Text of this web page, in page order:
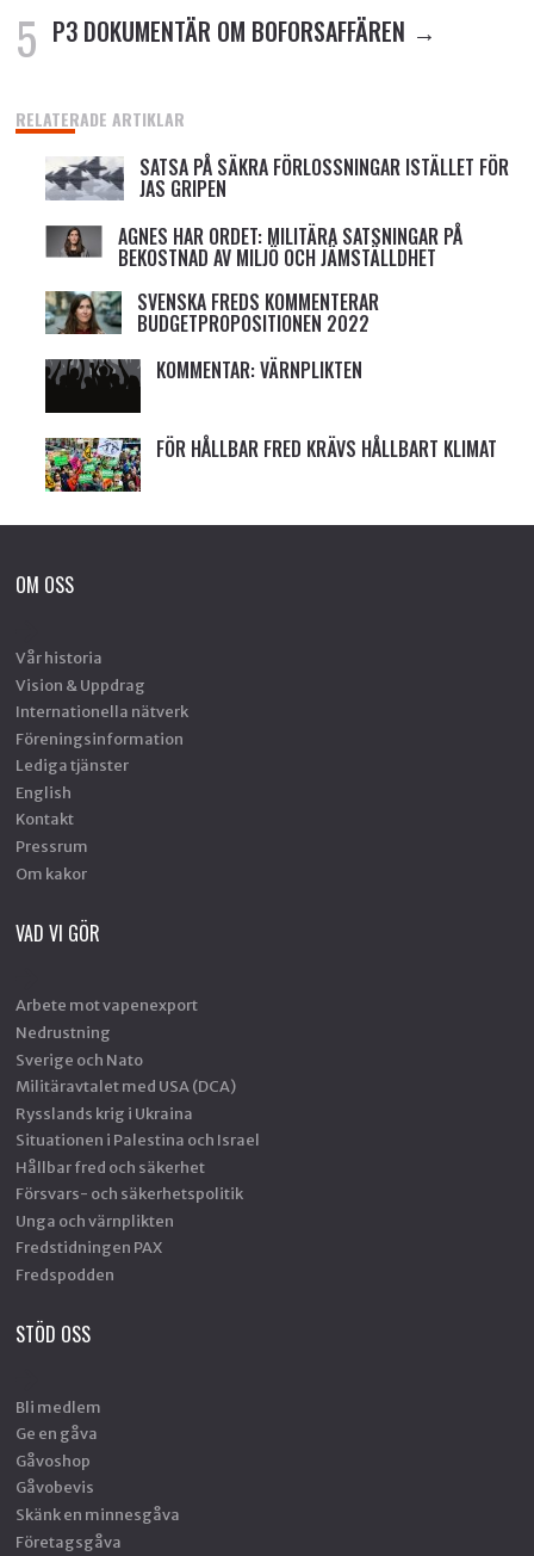
P3 DOKUMENTÄR OM BOFORSAFFÄREN
RELATERADE ARTIKLAR
SATSA PÅ SÄKRA FÖRLOSSNINGAR ISTÄLLET FÖR
JAS GRIPEN
AGNES HAR ORDET: MILITÄRA SATSNINGAR PÅ
BEKOSTNAD AV MILJÖ OCH JÄMSTÄLLDHET
SVENSKA FREDS KOMMENTERAR
BUDGETPROPOSITIONEN 2022
KOMMENTAR: VÄRNPLIKTEN
FÖR HÅLLBAR FRED KRÄVS HÅLLBART KLIMAT
OM OSS
Vår historia
Vision & Uppdrag
Internationella nätverk
Föreningsinformation
Lediga tjänster
English
Kontakt
Pressrum
Om kakor
VAD VI GÖR
Arbete mot vapenexport
Nedrustning
Sverige och Nato
Militäravtalet med USA (DCA)
Rysslands krig i Ukraina
Situationen i Palestina och Israel
Hållbar fred och säkerhet
Försvars- och säkerhetspolitik
Unga och värnplikten
Fredstidningen PAX
Fredspodden
STÖD OSS
Bli medlem
Ge en gåva
Gåvoshop
Gåvobevis
Skänk en minnesgåva
Företagsgåva